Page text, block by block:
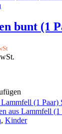
bunt (1
, Kinder